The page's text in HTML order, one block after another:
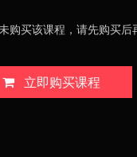
购买该课程，请先购买后
立即购买课程